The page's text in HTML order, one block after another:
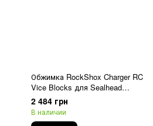
Обжимка RockShox Charger RC
Vice Blocks для Sealhead
Remove - 27.35mm
(00.4318.029.000)
2 484 грн
В наличии